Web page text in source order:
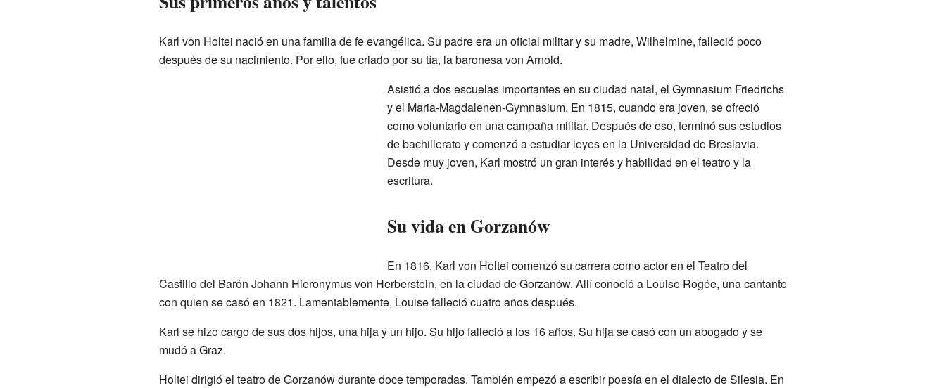
Karl von Holtei nació en una familia de fe evangélica. Su padre era un oficial militar y su madre, Wilhelmine, falleció poco
después de su nacimiento. Por ello, fue criado por su tía, la baronesa von Arnold.
Asistió a dos escuelas importantes en su ciudad natal, el Gymnasium Friedrichs
y el Maria-Magdalenen-Gymnasium. En 1815, cuando era joven, se ofreció
como voluntario en una campaña militar. Después de eso, terminó sus estudios
de bachillerato y comenzó a estudiar leyes en la Universidad de Breslavia.
Desde muy joven, Karl mostró un gran interés y habilidad en el teatro y la
escritura.
Su vida en Gorzanów
En 1816, Karl von Holtei comenzó su carrera como actor en el Teatro del
Castillo del Barón Johann Hieronymus von Herberstein, en la ciudad de Gorzanów. Allí conoció a Louise Rogée, una cantante
con quien se casó en 1821. Lamentablemente, Louise falleció cuatro años después.
Karl se hizo cargo de sus dos hijos, una hija y un hijo. Su hijo falleció a los 16 años. Su hija se casó con un abogado y se
mudó a Graz.
Holtei dirigió el teatro de Gorzanów durante doce temporadas. También empezó a escribir poesía en el dialecto de Silesia. En